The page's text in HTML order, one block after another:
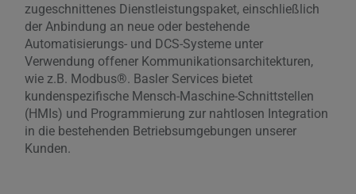
zugeschnittenes Dienstleistungspaket, einschließlich
der Anbindung an neue oder bestehende
Automatisierungs- und DCS-Systeme unter
Verwendung offener Kommunikationsarchitekturen,
wie z.B. Modbus®. Basler Services bietet
kundenspezifische Mensch-Maschine-Schnittstellen
(HMIs) und Programmierung zur nahtlosen Integration
in die bestehenden Betriebsumgebungen unserer
Kunden.